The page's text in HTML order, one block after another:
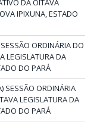
DA OITAVA
IPIXUNA, ESTADO
ORDINÁRIA DO
LEGISLATURA DA
DO PARÁ
SESSÃO ORDINÁRIA
LEGISLATURA DA
DO PARÁ